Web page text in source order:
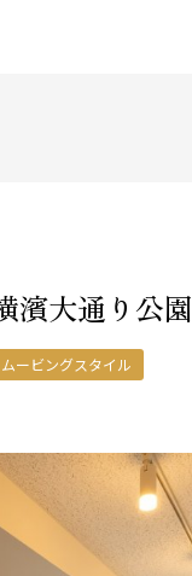
濱大通り公園
ムービングスタイル